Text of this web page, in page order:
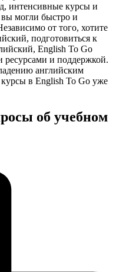
интенсивные курсы и
вы могли быстро и
от того, хотите
подготовиться к
English To Go
ресурсами и поддержкой.
английским
в English To Go уже
об учебном